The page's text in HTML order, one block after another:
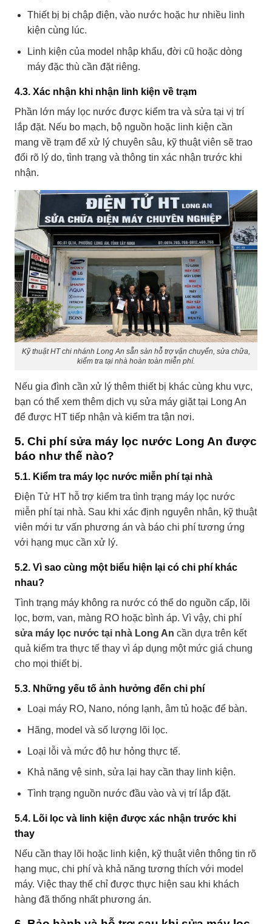
Thiết bị bị chập điện, vào nước hoặc hư nhiều linh
kiện cùng lúc.
Linh kiện của model nhập khẩu, đời cũ hoặc dòng
máy đặc thù cần đặt riêng.
4.3. Xác nhận khi nhận linh kiện về trạm
Phần lớn máy lọc nước được kiểm tra và sửa tại vị trí
lắp đặt. Nếu bo mạch, bộ nguồn hoặc linh kiện cần
mang về trạm để xử lý chuyên sâu, kỹ thuật viên sẽ trao
đổi rõ lý do, tình trạng và thông tin xác nhận trước khi
nhận.
Kỹ thuật HT chi nhánh Long An sẵn sàn hỗ trợ vận chuyển, sửa chữa,
kiểm tra tại nhà hoàn toàn miễn phí.
Nếu gia đình cần xử lý thêm thiết bị khác cùng khu vực,
bạn có thể xem thêm dịch vụ sửa máy giặt tại Long An
để được HT tiếp nhận và kiểm tra tận nơi.
5. Chi phí sửa máy lọc nước Long An được
báo như thế nào?
5.1. Kiểm tra máy lọc nước miễn phí tại nhà
Điện Tử HT hỗ trợ kiểm tra tình trạng máy lọc nước
miễn phí tại nhà. Sau khi xác định nguyên nhân, kỹ thuật
viên mới tư vấn phương án và báo chi phí tương ứng
với hạng mục cần xử lý.
5.2. Vì sao cùng một biểu hiện lại có chi phí khác
nhau?
Tình trạng máy không ra nước có thể do nguồn cấp, lõi
lọc, bơm, van, màng RO hoặc bình áp. Vì vậy, chi phí
sửa máy lọc nước tại nhà Long An cần dựa trên kết
quả kiểm tra thực tế thay vì áp dụng một mức giá chung
cho mọi thiết bị.
5.3. Những yếu tố ảnh hưởng đến chi phí
Loại máy RO, Nano, nóng lạnh, âm tủ hoặc để bàn.
Hãng, model và số lượng lõi lọc.
Loại lỗi và mức độ hư hỏng thực tế.
Khả năng vệ sinh, sửa lại hay cần thay linh kiện.
Tình trạng nguồn nước đầu vào và vị trí lắp đặt.
5.4. Lõi lọc và linh kiện được xác nhận trước khi
thay
Nếu cần thay lõi hoặc linh kiện, kỹ thuật viên thông tin rõ
hạng mục, chi phí và khả năng tương thích với model
máy. Việc thay thế chỉ được thực hiện sau khi khách
hàng đã thống nhất phương án.